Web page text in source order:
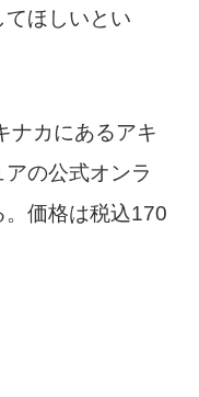
ほしいとい
ナカにあるアキ
の公式オンラ
。価格は税込170